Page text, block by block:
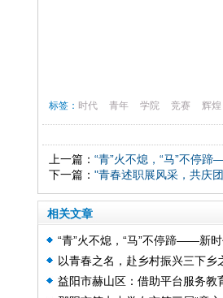
标签： 时代 青年 学院 竞赛 辉煌
上一篇： “青”火不熄，“马”不停
下一篇： "青春述职展风采，共庆
相关文章
“青”火不熄，“马”不停蹄——新
展社团招新活动
以青春之名，赴乡村振兴三下
益阳市赫山区：借助平台服务教